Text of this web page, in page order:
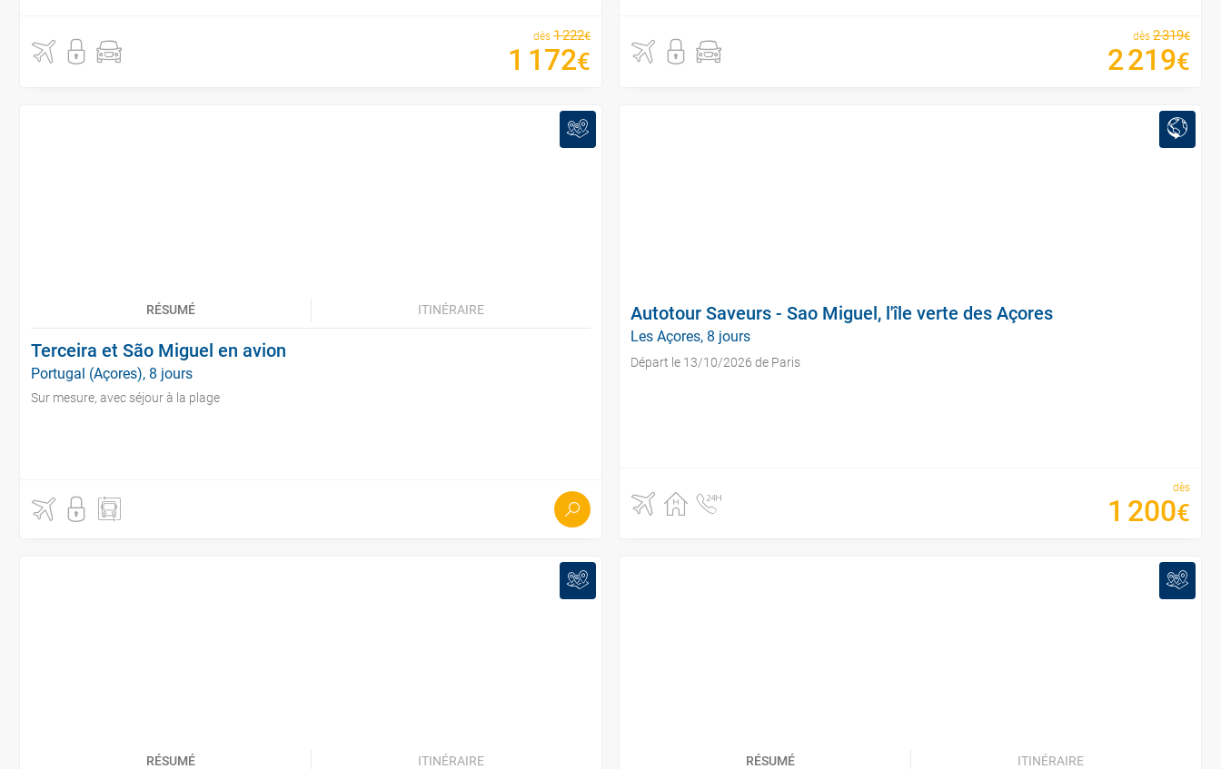
dès 1222€
1 172€
dès 2319€
2219€
RÉSUMÉ ITINÉRAIRE
Terceira et São Miguel en avion
Portugal (Açores), 8 jours
Sur mesure, avec séjour à la plage
Autotour Saveurs - Sao Miguel, l'île verte des Açores
Les Açores, 8 jours
Départ le 13/10/2026 de Paris
dès
1 200€
RÉSUMÉ ITINÉRAIRE RÉSUMÉ ITINÉRAIRE